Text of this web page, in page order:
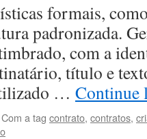
formais,
padronizada.
com a
título e
… Continue
Com a tag contrato, contratos,